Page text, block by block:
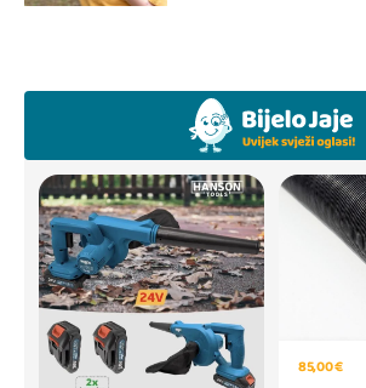
85,00 €